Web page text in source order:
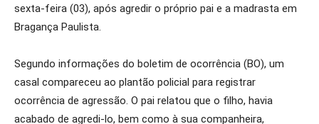
sexta-feira (03), após agredir o próprio pai e a madrasta em
Bragança Paulista.
Segundo informações do boletim de ocorrência (BO), um
casal compareceu ao plantão policial para registrar
ocorrência de agressão. O pai relatou que o filho, havia
acabado de agredi-lo, bem como à sua companheira,